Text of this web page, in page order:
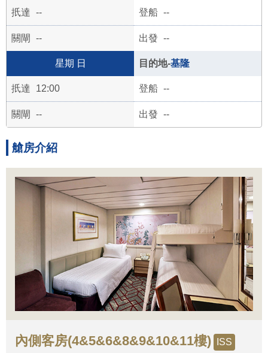
-- --
-- --
日 基隆
12:00 --
-- --
艙房介紹
內側客房(4&5&6&8&9&10&11樓) ISS